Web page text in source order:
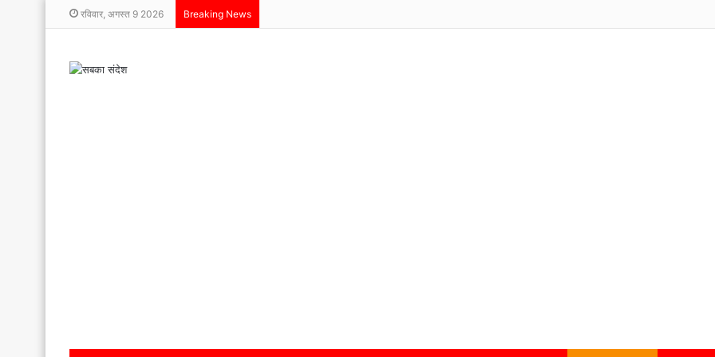
रविवार, अगस्त 9 2026 Breaking News